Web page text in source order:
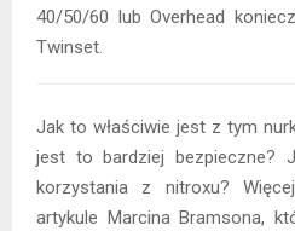
40/50/60 lub Overhead
Twinset.
Jak to właściwie jest z tym
jest to bardziej bezpieczne?
korzystania z nitroxu?
artykule Marcina Bramsona,